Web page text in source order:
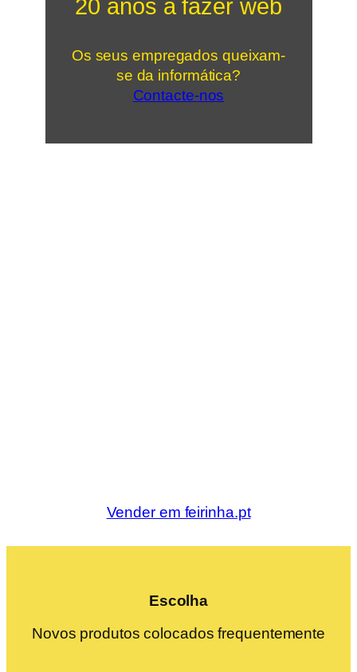
20 anos a fazer web
Os seus empregados queixam-
se da informática?
Contacte-nos
Vender em feirinha.pt
Escolha
Novos produtos colocados frequentemente